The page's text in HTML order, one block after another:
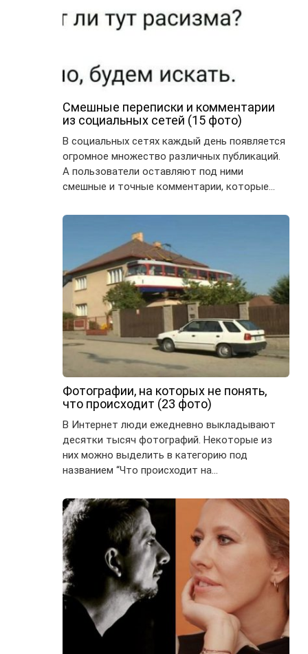
Смешные переписки и комментарии
из социальных сетей (15 фото)
В социальных сетях каждый день появляется
огромное множество различных публикаций.
А пользователи оставляют под ними
смешные и точные комментарии, которые…
Фотографии, на которых не понять,
что происходит (23 фото)
В Интернет люди ежедневно выкладывают
десятки тысяч фотографий. Некоторые из
них можно выделить в категорию под
названием “Что происходит на…